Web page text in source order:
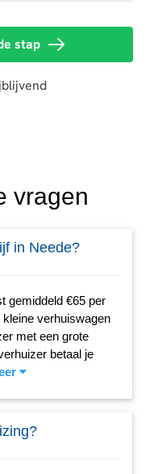
vragen
in Neede?
gemiddeld €65 per
verhuiswagen
met een grote
betaal je